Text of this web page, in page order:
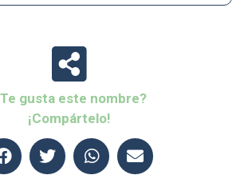
gusta este nombre?
¡Compártelo!